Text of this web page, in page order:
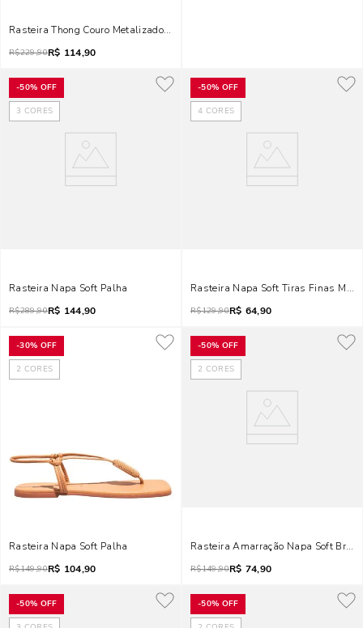
Rasteira Thong Couro Metalizado Prata
R$229,90R$ 114,90
-50% OFF
3 CORES
Rasteira Napa Soft Palha
R$289,90R$ 144,90
-50% OFF
4 CORES
Rasteira Napa Soft Tiras Finas
R$129,90R$ 64,90
-30% OFF
2 CORES
Rasteira Napa Soft Palha
R$149,90R$ 104,90
-50% OFF
2 CORES
Rasteira Amarração Napa Soft
R$149,90R$ 74,90
-50% OFF -50% OFF